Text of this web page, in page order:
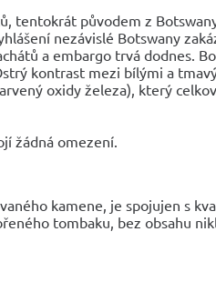
tentokrát původem z
nezávislé Botswany
a embargo trvá dodnes.
kontrast mezi bílými a
oxidy železa), který
žádná omezení.
kamene, je spojujen s
tombaku, bez obsahu